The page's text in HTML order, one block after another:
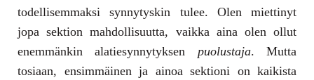
todellisemmaksi synnytyskin tulee. Olen miettinyt
jopa sektion mahdollisuutta, vaikka aina olen ollut
enemmänkin alatiesynnytyksen puolustaja. Mutta
tosiaan, ensimmäinen ja ainoa sektioni on kaikista